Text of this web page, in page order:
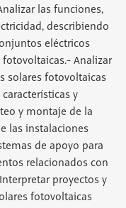
Analizar las funciones,
describiendo
eléctricos
Analizar
solares fotovoltaicas
y
y montaje de la
las instalaciones
de apoyo para
relacionados con
proyectos y
fotovoltaicas